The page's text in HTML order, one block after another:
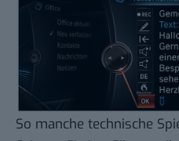
So manche technische